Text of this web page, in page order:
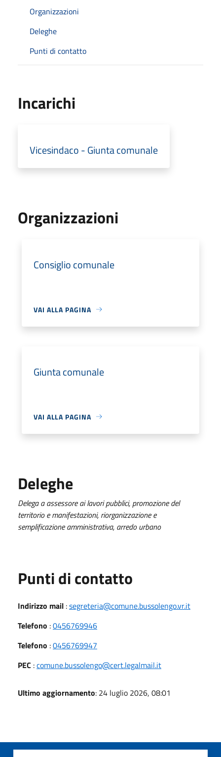
Organizzazioni
Deleghe
Punti di contatto
Incarichi
Vicesindaco - Giunta comunale
Organizzazioni
Consiglio comunale
VAI ALLA PAGINA
Giunta comunale
VAI ALLA PAGINA
Deleghe
Delega a assessore ai lavori pubblici, promozione del
territorio e manifestazioni, riorganizzazione e
semplificazione amministrativa, arredo urbano
Punti di contatto
Indirizzo mail :segreteria@comune.bussolengo.vr.it
Telefono :0456769946
Telefono :0456769947
PEC :comune.bussolengo@cert.legalmail.it
Ultimo aggiornamento: 24 luglio 2026, 08:01